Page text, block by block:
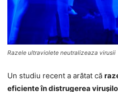
Razele ultraviolete neutralizeaza virusii
Un studiu recent a arătat că
eficiente în distrugerea